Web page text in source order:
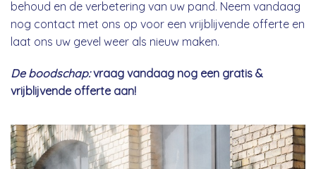
behoud en de verbetering van uw pand. Neem vandaag
nog contact met ons op voor een vrijblijvende offerte en
laat ons uw gevel weer als nieuw maken.
De boodschap:vraag vandaag nog een gratis &
vrijblijvende offerte aan!